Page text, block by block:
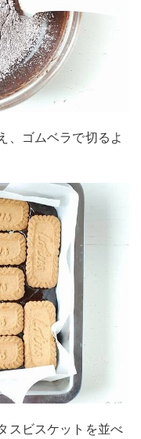
ゴムベラで切るよ
ビスケットを並べ